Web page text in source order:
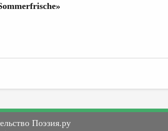
Поэзия.ру